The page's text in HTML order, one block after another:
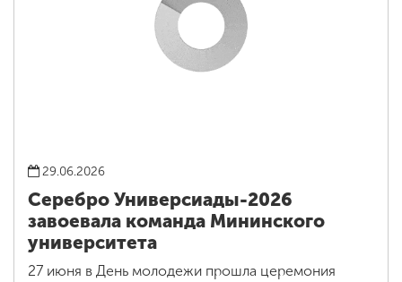
29.06.2026
Серебро Универсиады-2026
завоевала команда Мининского
университета
27 июня в День молодежи прошла церемония